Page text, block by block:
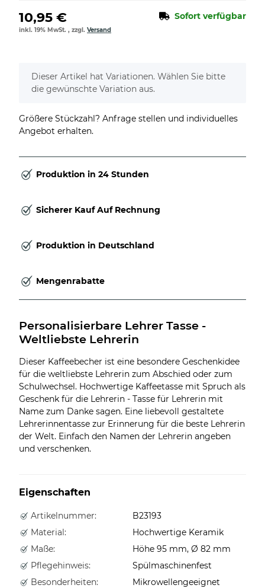
10,95 € Sofort verfügbar
inkl. 19% MwSt. , zzgl. Versand
x
Dieser Artikel hat Variationen. Wählen Sie bitte
die gewünschte Variation aus.
Größere Stückzahl? Anfrage stellen und individuelles
Angebot erhalten.
Produktion in 24 Stunden
Sicherer Kauf Auf Rechnung
Produktion in Deutschland
Mengenrabatte
Personalisierbare Lehrer Tasse -
Weltliebste Lehrerin
Dieser Kaffeebecher ist eine besondere Geschenkidee
für die weltliebste Lehrerin zum Abschied oder zum
Schulwechsel. Hochwertige Kaffeetasse mit Spruch als
Geschenk für die Lehrerin - Tasse für Lehrerin mit
Name zum Danke sagen. Eine liebevoll gestaltete
Lehrerinnentasse zur Erinnerung für die beste Lehrerin
der Welt. Einfach den Namen der Lehrerin angeben
und verschenken.
Eigenschaften
Artikelnummer:
B23193
Material:
Hochwertige Keramik
Maße:
Höhe 95 mm, Ø 82 mm
Pflegehinweis:
Spülmaschinenfest
Besonderheiten:
Mikrowellengeeignet